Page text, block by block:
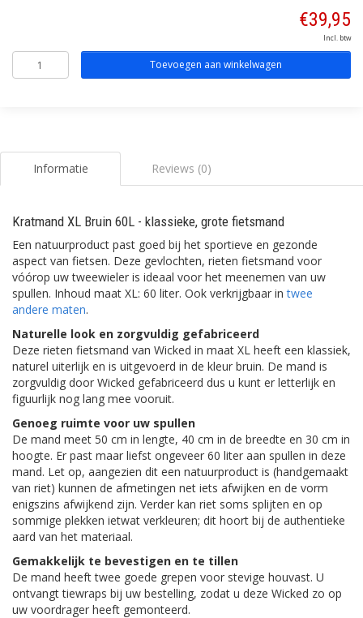
€39,95
Incl. btw
Toevoegen aan winkelwagen
Informatie Reviews (0)
Kratmand XL Bruin 60L - klassieke, grote fietsmand
Een natuurproduct past goed bij het sportieve en gezonde
aspect van fietsen. Deze gevlochten, rieten fietsmand voor
vóórop uw tweewieler is ideaal voor het meenemen van uw
spullen. Inhoud maat XL: 60 liter. Ook verkrijgbaar intwee
andere maten.
Naturelle look en zorgvuldig gefabriceerd
Deze rieten fietsmand van Wicked in maat XL heeft een klassiek,
naturel uiterlijk en is uitgevoerd in de kleur bruin. De mand is
zorgvuldig door Wicked gefabriceerd dus u kunt er letterlijk en
figuurlijk nog lang mee vooruit.
Genoeg ruimte voor uw spullen
De mand meet 50 cm in lengte, 40 cm in de breedte en 30 cm in
hoogte. Er past maar liefst ongeveer 60 liter aan spullen in deze
mand. Let op, aangezien dit een natuurproduct is (handgemaakt
van riet) kunnen de afmetingen net iets afwijken en de vorm
enigszins afwijkend zijn. Verder kan riet soms splijten en op
sommige plekken ietwat verkleuren; dit hoort bij de authentieke
aard van het materiaal.
Gemakkelijk te bevestigen en te tillen
De mand heeft twee goede grepen voor stevige houvast. U
ontvangt tiewraps bij uw bestelling, zodat u deze Wicked zo op
uw voordrager heeft gemonteerd.